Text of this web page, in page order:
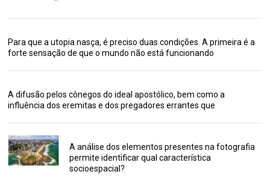
Para que a utopia nasça, é preciso duas condições. A primeira é a
forte sensação de que o mundo não está funcionando
A difusão pelos cônegos do ideal apostólico, bem como a
influência dos eremitas e dos pregadores errantes que
A análise dos elementos presentes na fotografia
permite identificar qual característica
socioespacial?